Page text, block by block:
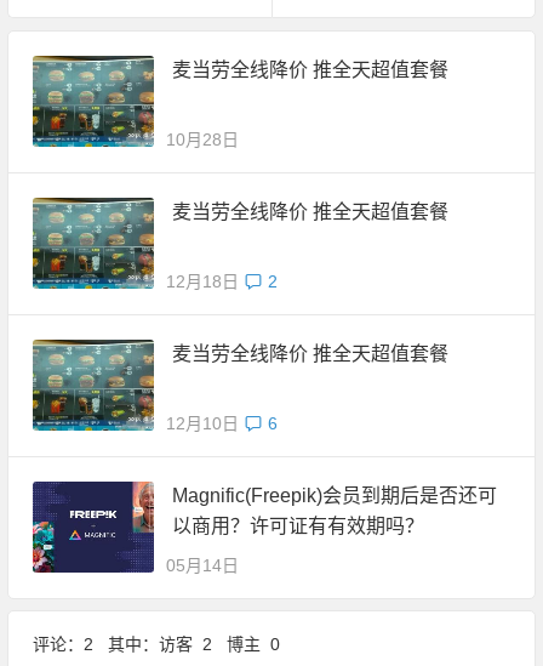
麦当劳全线降价 推全天超值套餐
10月28日
麦当劳全线降价 推全天超值套餐
12月18日 2
麦当劳全线降价 推全天超值套餐
12月10日 6
Magnific(Freepik)会员到期后是否还可
以商用？许可证有有效期吗？
05月14日
评论：2 其中：访客 2 博主 0